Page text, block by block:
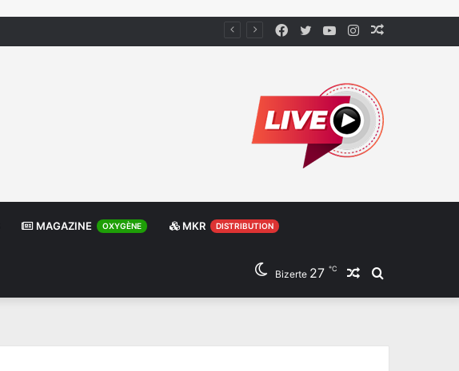
Instagram
YouTube
Twitter
Facebook
MAGAZINE OXYGÈNE MKR DISTRIBUTION
Rechercher
Article
Bizerte 27 ℃